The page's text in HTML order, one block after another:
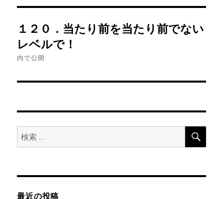
稿
ナ
ビ
シ
１２０．当たり前を当たり前でない
レベルで！
内で公開
検
索:
検
最近の投稿